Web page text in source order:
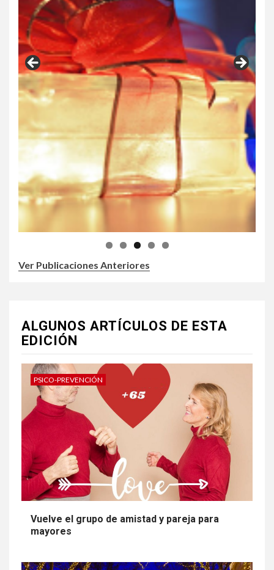
Ver Publicaciones Anteriores
ALGUNOS ARTÍCULOS DE ESTA
EDICIÓN
PSICO-PREVENCIÓN